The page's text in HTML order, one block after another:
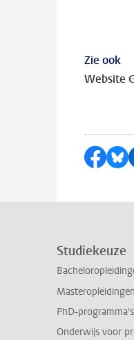
Zie ook
Website
Delen
Studiekeuze
Masteropleidingen
PhD-programma's
Onderwijs voor